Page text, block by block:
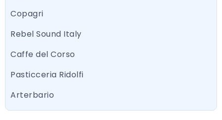
Copagri
Rebel Sound Italy
Caffe del Corso
Pasticceria Ridolfi
Arterbario